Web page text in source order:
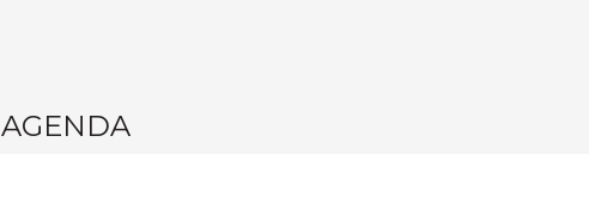
AGENDA